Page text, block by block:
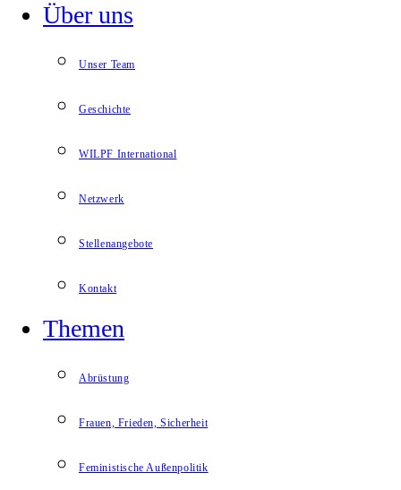
Über uns
Unser Team
Geschichte
WILPF International
Netzwerk
Stellenangebote
Kontakt
Themen
Abrüstung
Frauen, Frieden, Sicherheit
Feministische Außenpolitik